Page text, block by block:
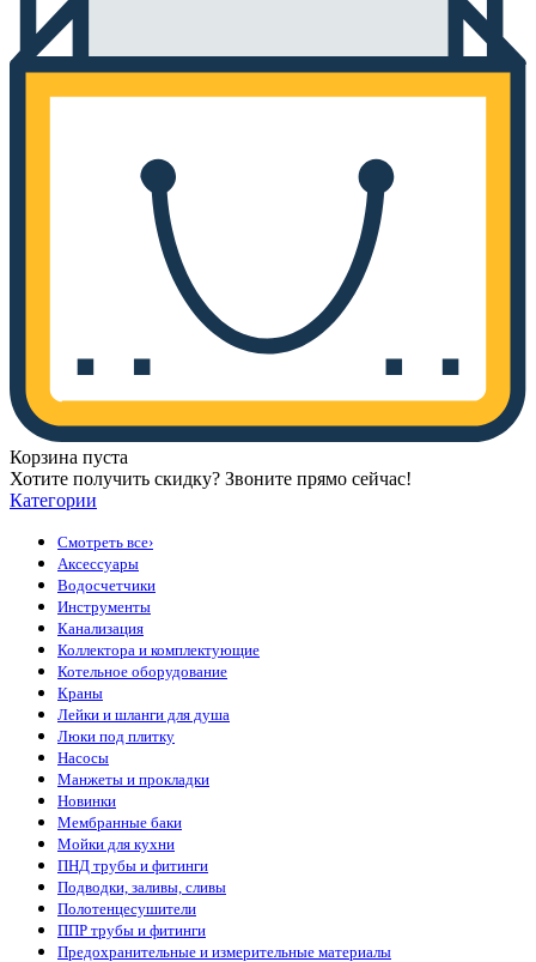
Корзина пуста
Хотите получить скидку? Звоните прямо сейчас!
Категории
Смотреть все›
Аксессуары
Водосчетчики
Инструменты
Канализация
Коллектора и комплектующие
Котельное оборудование
Краны
Лейки и шланги для душа
Люки под плитку
Насосы
Манжеты и прокладки
Новинки
Мембранные баки
Мойки для кухни
ПНД трубы и фитинги
Подводки, заливы, сливы
Полотенцесушители
ППР трубы и фитинги
Предохранительные и измерительные материалы